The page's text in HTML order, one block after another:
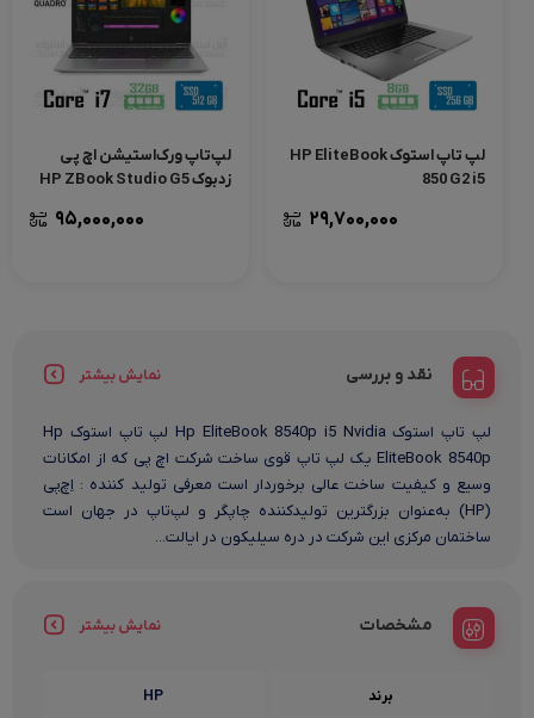
لپ تاپ استوک HP EliteBook
850 G2 i5
29,700,000
لپ‌تاپ ورک‌استیشن اچ پی
زدبوک HP ZBook Studio G5
95,000,000
نقد و بررسی نمایش بیشتر
لپ تاپ استوک Hp EliteBook 8540p i5 Nvidia لپ تاپ استوک Hp
EliteBook 8540p یک لپ تاپ قوی ساخت شرکت اچ پی که از امکانات
وسیع و کیفیت ساخت عالی برخوردار است معرفی تولید کننده : اِچ‌پی
(HP) به‌عنوان بزرگترین تولید‌کننده چاپگر و لپ‌تاپ در جهان است
ساختمان مرکزی این شرکت در دره سیلیکون در ایالت...
مشخصات نمایش بیشتر
برند HP